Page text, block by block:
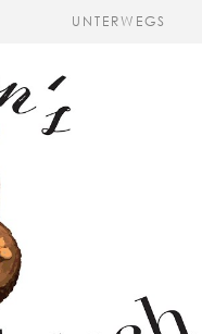
UNTERWEGS